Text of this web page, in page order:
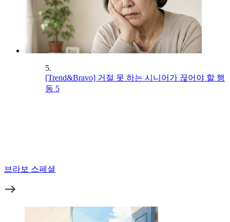
5.
[Trend&Bravo] 거절 못 하는 시니어가 끊어야 할 행
동 5
브라보 스페셜